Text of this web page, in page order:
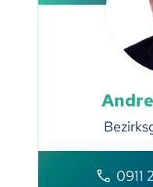
0911